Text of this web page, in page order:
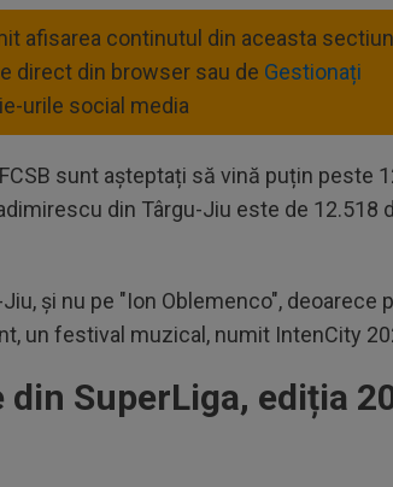
afisarea continutul din aceasta
direct din browser sau de Gestionați
urile social media
sunt așteptați să vină puțin peste
din Târgu-Jiu este de 12.518
și nu pe "Ion Oblemenco", deoarece
un festival muzical, numit IntenCity
SuperLiga, ediția